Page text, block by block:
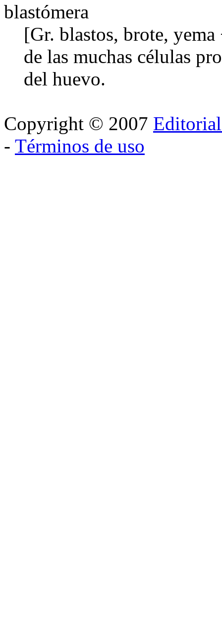
blastómera
[Gr. blastos, brote,
de las muchas células
del huevo.
Copyright © 2007
- Términos de uso